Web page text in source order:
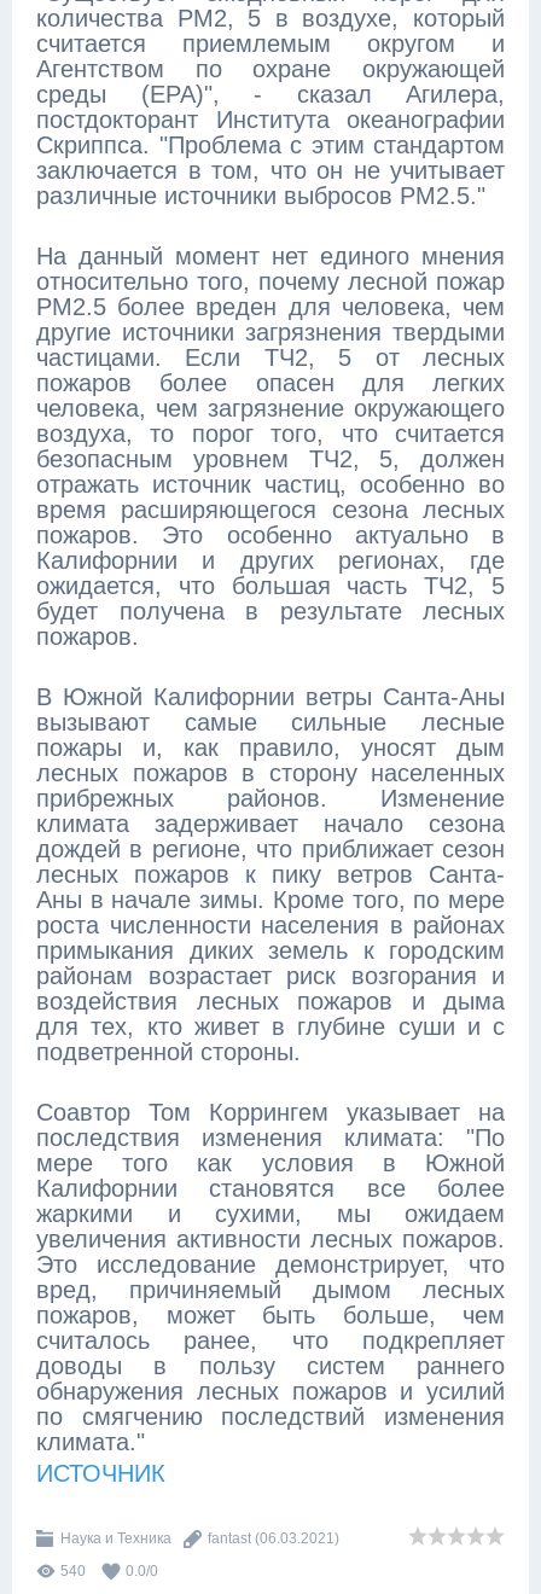
количества PM2, 5 в воздухе, который
считается приемлемым округом и
Агентством по охране окружающей
среды (EPA)", - сказал Агилера,
постдокторант Института океанографии
Скриппса. "Проблема с этим стандартом
заключается в том, что он не учитывает
различные источники выбросов PM2.5."
На данный момент нет единого мнения
относительно того, почему лесной пожар
PM2.5 более вреден для человека, чем
другие источники загрязнения твердыми
частицами. Если ТЧ2, 5 от лесных
пожаров более опасен для легких
человека, чем загрязнение окружающего
воздуха, то порог того, что считается
безопасным уровнем ТЧ2, 5, должен
отражать источник частиц, особенно во
время расширяющегося сезона лесных
пожаров. Это особенно актуально в
Калифорнии и других регионах, где
ожидается, что большая часть ТЧ2, 5
будет получена в результате лесных
пожаров.
В Южной Калифорнии ветры Санта-Аны
вызывают самые сильные лесные
пожары и, как правило, уносят дым
лесных пожаров в сторону населенных
прибрежных районов. Изменение
климата задерживает начало сезона
дождей в регионе, что приближает сезон
лесных пожаров к пику ветров Санта-
Аны в начале зимы. Кроме того, по мере
роста численности населения в районах
примыкания диких земель к городским
районам возрастает риск возгорания и
воздействия лесных пожаров и дыма
для тех, кто живет в глубине суши и с
подветренной стороны.
Соавтор Том Коррингем указывает на
последствия изменения климата: "По
мере того как условия в Южной
Калифорнии становятся все более
жаркими и сухими, мы ожидаем
увеличения активности лесных пожаров.
Это исследование демонстрирует, что
вред, причиняемый дымом лесных
пожаров, может быть больше, чем
считалось ранее, что подкрепляет
доводы в пользу систем раннего
обнаружения лесных пожаров и усилий
по смягчению последствий изменения
климата."
ИСТОЧНИК
Наука и Техника fantast (06.03.2021)
540
0.0/0